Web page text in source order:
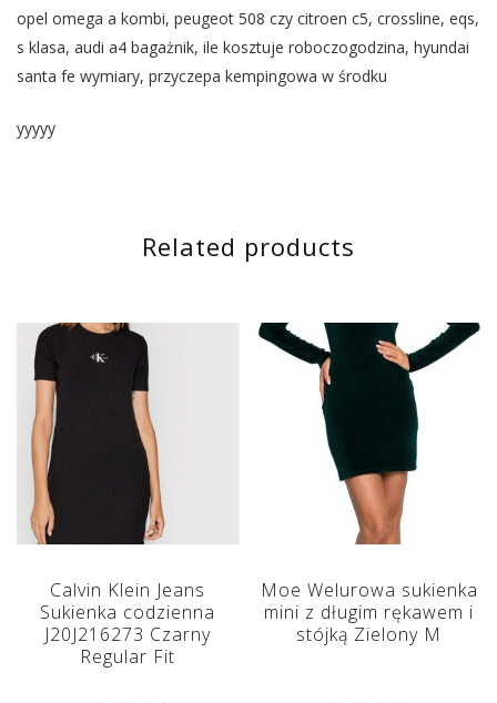
opel omega a kombi, peugeot 508 czy citroen c5, crossline, eqs,
s klasa, audi a4 bagażnik, ile kosztuje roboczogodzina, hyundai
santa fe wymiary, przyczepa kempingowa w środku
yyyyy
Related products
Calvin Klein Jeans
Sukienka codzienna
J20J216273 Czarny
Regular Fit
Moe Welurowa sukienka
mini z długim rękawem i
stójką Zielony M